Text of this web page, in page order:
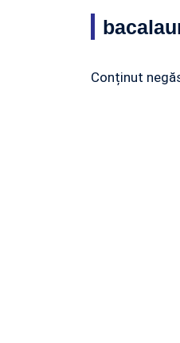
Conținut